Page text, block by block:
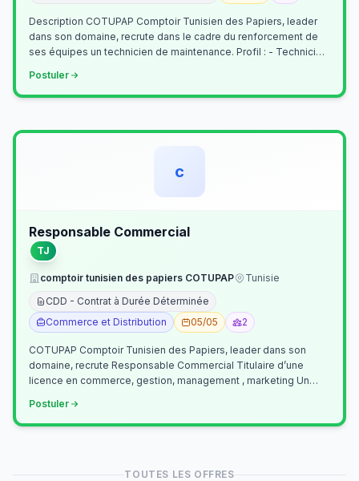
Description COTUPAP Comptoir Tunisien des Papiers, leader
dans son domaine, recrute dans le cadre du renforcement de
ses équipes un technicien de maintenance. Profil : - Technicien
Postuler
c
Responsable Commercial
TJ
comptoir tunisien des papiers COTUPAP
Tunisie
CDD - Contrat à Durée Déterminée
Commerce et Distribution
05/05 2
COTUPAP Comptoir Tunisien des Papiers, leader dans son
domaine, recrute Responsable Commercial Titulaire d’une
licence en commerce, gestion, management , marketing Un
Postuler
TOUTES LES OFFRES